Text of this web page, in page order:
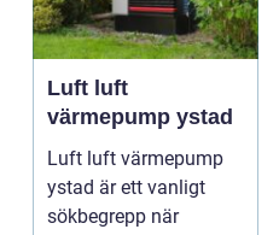
Luft luft
värmepump ystad
Luft luft värmepump
ystad är ett vanligt
sökbegrepp när